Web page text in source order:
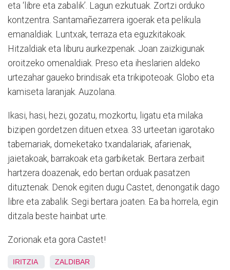
eta ‘libre eta zabalik’. Lagun ezkutuak. Zortzi orduko
kontzentra. Santamañezarrera igoerak eta pelikula
emanaldiak. Luntxak, terraza eta eguzkitakoak.
Hitzaldiak eta liburu aurkezpenak. Joan zaizkigunak
oroitzeko omenaldiak. Preso eta iheslarien aldeko
urtezahar gaueko brindisak eta trikipoteoak. Globo eta
kamiseta laranjak. Auzolana.
Ikasi, hasi, hezi, gozatu, mozkortu, ligatu eta milaka
bizipen gordetzen dituen etxea. 33 urteetan igarotako
tabernariak, domeketako txandalariak, afarienak,
jaietakoak, barrakoak eta garbiketak. Bertara zerbait
hartzera doazenak, edo bertan orduak pasatzen
dituztenak. Denok egiten dugu Castet, denongatik dago
libre eta zabalik. Segi bertara joaten. Ea ba horrela, egin
ditzala beste hainbat urte.
Zorionak eta gora Castet!
IRITZIA ZALDIBAR